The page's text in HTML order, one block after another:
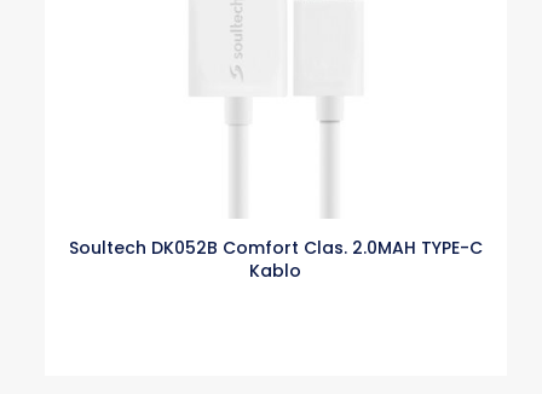
Soultech DK052B Comfort Clas. 2.0MAH TYPE-C
Kablo